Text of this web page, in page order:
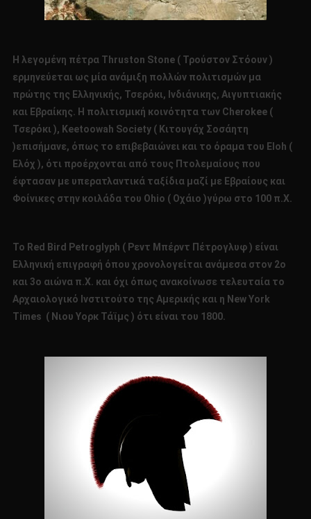
Η λεγομένη πέτρα Thruston Stone ( Τρούστον Στόουν )
ερμηνεύεται ως μία ανάμιξη πολλών πολιτισμών μα
πρώτης της Ελληνικής, Τσερόκι, Ινδιάνικης, Αιγυπτιακής
και Εβραίκης. Η πολιτισμική κοινότητα των Cherokee (
Τσερόκι ), Keetoowah Society ( Κιτουγάχ Σοσάητη
)επισήμανε, όπως το επιβεβαιώνει και το όραμα του Eloh (
Ελόχ ), ότι προέρχονται από τους Πτολεμαίους που
έφτασαν με υπερατλαντικά ταξίδια μαζί με Εβραίους και
Φοίνικες στην κοιλάδα του Ohio ( Οχάιο )γύρω στο 100 π.Χ.
Το Red Bird Petroglyph ( Ρεντ Μπέρντ Πέτρογλυφ ) είναι
Ελληνική επιγραφή όπου χρονολογείται ανάμεσα στον 2ο
και 3ο αιώνα π.Χ. και όχι όπως ανακοίνωσε τελευταία το
Αρχαιολογικό Ινστιτούτο της Αμερικής και η New York
Times ( Νιου Υορκ Τάϊμς ) ότι είναι του 1800.